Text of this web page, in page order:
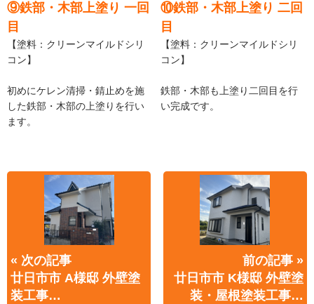
⑨鉄部・木部上塗り 一回
目
【塗料：クリーンマイルドシリ
コン】
初めにケレン清掃・錆止めを施
した鉄部・木部の上塗りを行い
ます。
⑩鉄部・木部上塗り 二回
目
【塗料：クリーンマイルドシリ
コン】
鉄部・木部も上塗り二回目を行
い完成です。
« 次の記事
廿日市市 A様邸 外壁塗
装工事…
前の記事 »
廿日市市 K様邸 外壁塗
装・屋根塗装工事…